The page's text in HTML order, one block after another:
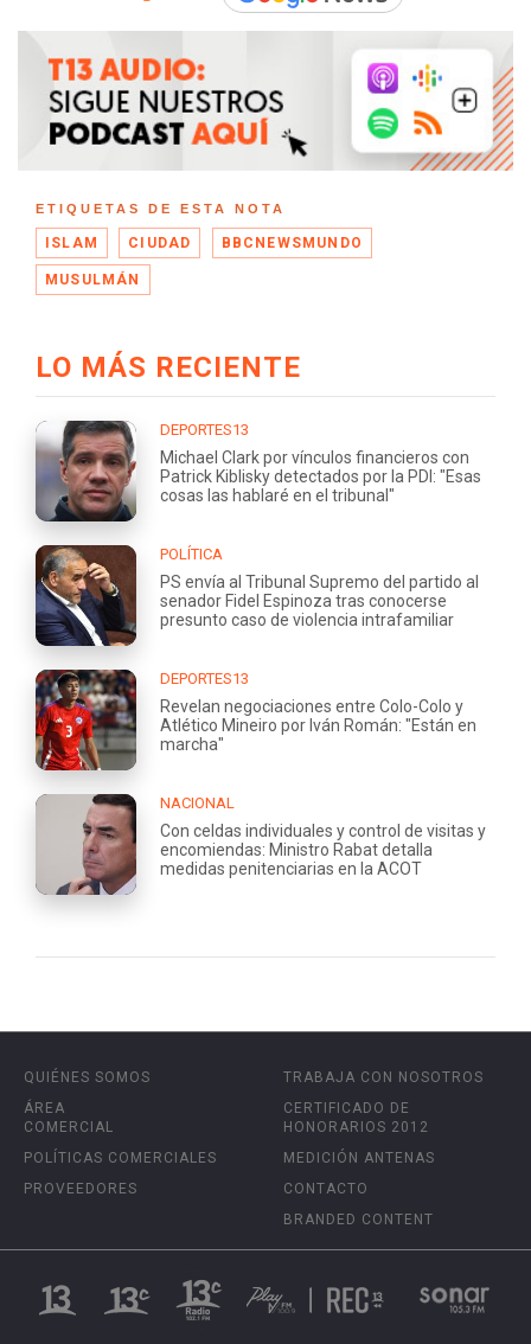
ETIQUETAS DE ESTA NOTA
ISLAM CIUDAD BBCNEWSMUNDO
MUSULMÁN
LO MÁS RECIENTE
DEPORTES13
Michael Clark por vínculos financieros con
Patrick Kiblisky detectados por la PDI: "Esas
cosas las hablaré en el tribunal"
POLÍTICA
PS envía al Tribunal Supremo del partido al
senador Fidel Espinoza tras conocerse
presunto caso de violencia intrafamiliar
DEPORTES13
Revelan negociaciones entre Colo-Colo y
Atlético Mineiro por Iván Román: "Están en
marcha"
NACIONAL
Con celdas individuales y control de visitas y
encomiendas: Ministro Rabat detalla
medidas penitenciarias en la ACOT
QUIÉNES SOMOS
ÁREA
COMERCIAL
POLÍTICAS COMERCIALES
PROVEEDORES
TRABAJA CON NOSOTROS
CERTIFICADO DE
HONORARIOS 2012
MEDICIÓN ANTENAS
CONTACTO
BRANDED CONTENT